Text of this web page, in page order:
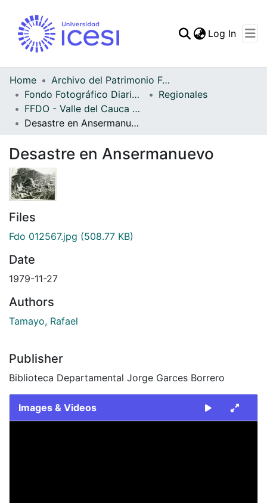
Statistics
Log In
Home
Archivo del Patrimonio Fotográfico y Fílmico del Valle del Cauca
Fondo Fotográfico Diario Occidente
Regionales
FFDO - Valle del Cauca - Patrimonial
Desastre en Ansermanuevo
Desastre en Ansermanuevo
Files
Fdo 012567.jpg (508.77 KB)
Date
1979-11-27
Authors
Tamayo, Rafael
Publisher
Biblioteca Departamental Jorge Garces Borrero
Images & Videos